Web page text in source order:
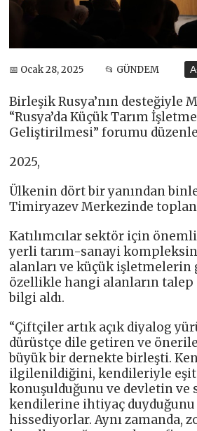
📅 Ocak 28, 2025 📂 GÜNDEM
Birleşik Rusya’nın desteğiyle
“Rusya’da Küçük Tarım
Geliştirilmesi” forumu
2025,
Ülkenin dört bir yanından
Timiryazev Merkezinde
Katılımcılar sektör için
yerli tarım-sanayi
alanları ve küçük
özellikle hangi alanların talep
bilgi aldı.
“Çiftçiler artık açık diyalog
dürüstçe dile getiren ve
büyük bir dernekte birleşti.
ilgilenildiğini, kendileriyle
konuşulduğunu ve devletin ve
kendilerine ihtiyaç duyduğunu
hissediyorlar. Aynı zamanda,